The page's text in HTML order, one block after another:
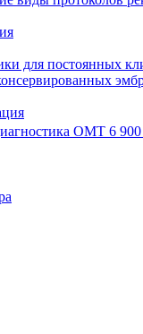
для постоянных
ОМТ 6